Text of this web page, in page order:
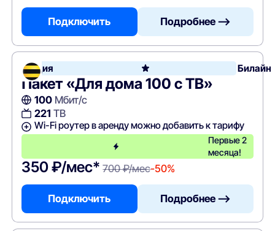
Подключить Подробнее —>
Акция Билайн
Пакет «Для дома 100 с ТВ»
100Мбит/с
221 ТВ
Wi-Fi роутер в аренду можно добавить к тарифу
Первые 2
месяца!
350 ₽/мес* 700 ₽/мес-50%
Подключить Подробнее —>